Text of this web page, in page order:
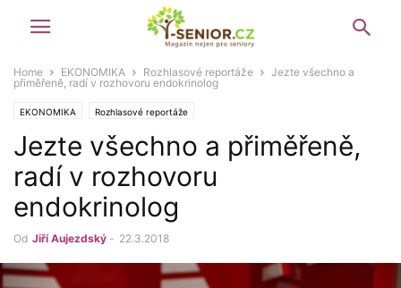
Home EKONOMIKA Rozhlasové reportáže
Jezte všechno a
přiměřeně, radí v rozhovoru endokrinolog
EKONOMIKA Rozhlasové reportáže
Jezte všechno a přiměřeně,
radí v rozhovoru
endokrinolog
Od Jiří Aujezdský - 22.3.2018